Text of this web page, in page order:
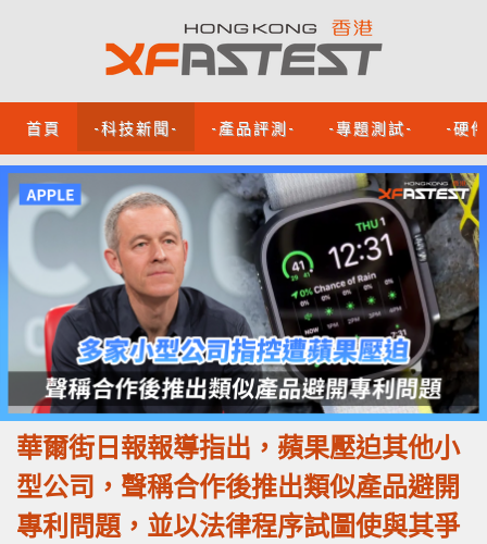
首頁 -科技新聞- -產品評測- -專題測試- -硬
華爾街日報報導指出，蘋果壓迫其他小
型公司，聲稱合作後推出類似產品避開
專利問題，並以法律程序試圖使與其爭